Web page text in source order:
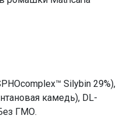
Silybin 29%),
камедь), DL-
ГМО.